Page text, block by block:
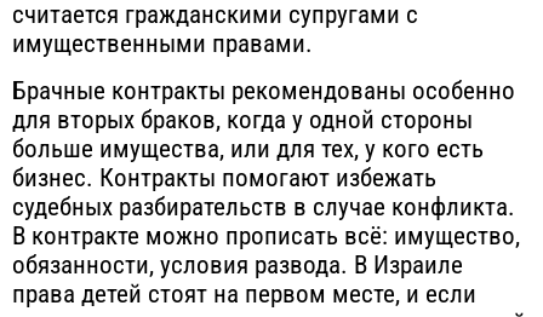
считается гражданскими супругами с
имущественными правами.
Брачные контракты рекомендованы особенно
для вторых браков, когда у одной стороны
больше имущества, или для тех, у кого есть
бизнес. Контракты помогают избежать
судебных разбирательств в случае конфликта.
В контракте можно прописать всё: имущество,
обязанности, условия развода. В Израиле
права детей стоят на первом месте, и если